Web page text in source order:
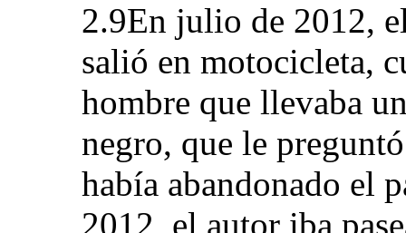
2.9En julio de 2012,
salió en motocicleta,
hombre que llevaba
negro, que le
había abandonado el
2012, el autor iba